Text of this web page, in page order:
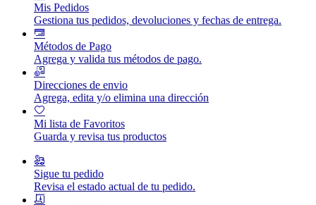
Mis Pedidos
Gestiona tus pedidos, devoluciones y fechas de entrega.
Métodos de Pago
Agrega y valida tus métodos de pago.
Direcciones de envio
Agrega, edita y/o elimina una dirección
Mi lista de Favoritos
Guarda y revisa tus productos
Sigue tu pedido
Revisa el estado actual de tu pedido.